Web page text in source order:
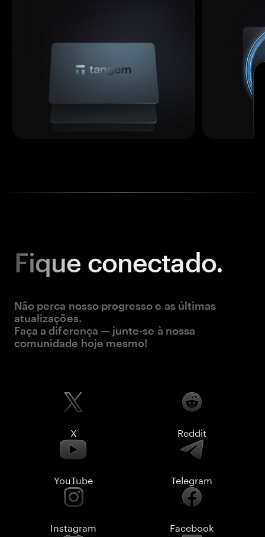
Fique conectado.
Não perca nosso progresso e as últimas
atualizações.
Faça a diferença — junte-se à nossa
comunidade hoje mesmo!
X Reddit
YouTube Telegram
Instagram Facebook